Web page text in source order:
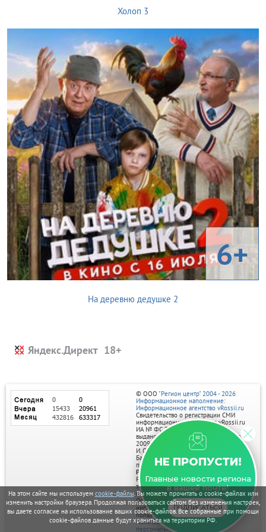
На этом сайте мы используем cookie-файлы. Вы можете прочитать о cookie-файлах или
изменить настройки браузера. Продолжая пользоваться сайтом без изменения настроек,
вы даете согласие на использование ваших cookie-файлов. Все собранные при помощи
cookie-файлов данные будут храниться на территории РФ.
Холоп 3
6+
На деревню дедушке 2
Яндекс.Директ
НЕ ПРОПУСТИ!
Главные новости региона
в вашей почте!
ПОДПИСАТЬСЯ
© ООО "Регион центр" 2004 - 2026
Информационное наполнение:
Информационное агентство vRossii.ru
Свидетельство о регистрации СМИ
информационного агентства vRossii.ru
ИА № ФС 77‑35502
выдано РОСКОМНАДЗОРом 04 марта
2009г.
И. О. Главного редактора Нарыков А. Н.
Баннеры на портале размещаются на
правах рекламы.
Реклама на портале:
Рекламное агентство "Умный маркетинг"
тел. 7-910-267-70-40,
email: umnyy.marketing@yandex.ru
Отдельные публикации могут содержать
информацию, не предназначенную для
пользователей до 18 лет.
Политика в отношении обработки
персональных данных